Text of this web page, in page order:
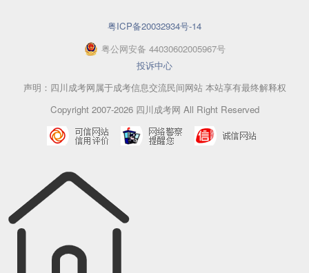
粤ICP备20032934号-14
粤公网安备 44030602005967号
投诉中心
声明：四川成考网属于成考信息交流民间网站 本站享有最终解释权
Copyright 2007-2026 四川成考网 All Right Reserved